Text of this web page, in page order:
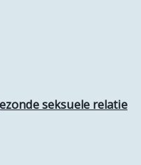
seksuele relatie